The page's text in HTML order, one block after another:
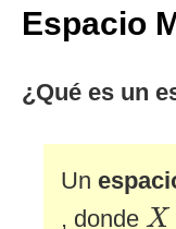
Espacio
¿Qué es un
Un
, donde X
X